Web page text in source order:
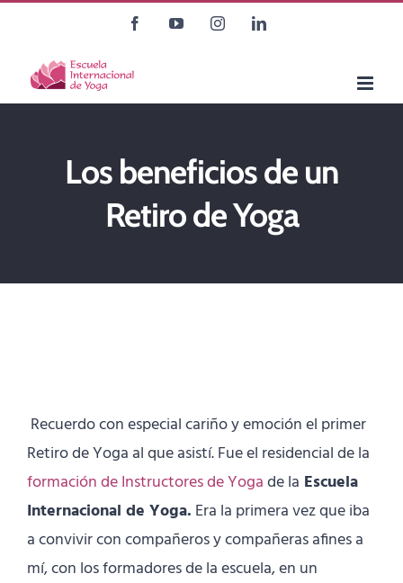
contenido
FacebookYouTubeInstagramLinkedIn
Los beneficios de un
Retiro de Yoga
Recuerdo con especial cariño y emoción el primer
Retiro de Yoga al que asistí. Fue el residencial de la
formación de Instructores de Yogade la Escuela
Internacional de Yoga. Era la primera vez que iba
a convivir con compañeros y compañeras afines a
mí, con los formadores de la escuela, en un